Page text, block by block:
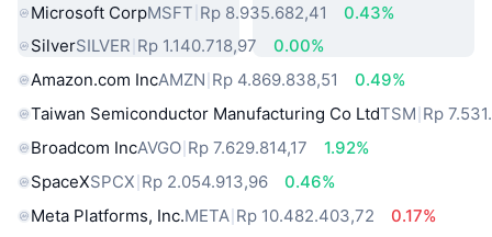
Microsoft CorpMSFT Rp 8.935.682,41
0.43%
SilverSILVER Rp 1.140.718,97
0.00%
Amazon.com IncAMZN Rp 4.869.838,51
0.49%
Taiwan Semiconductor Manufacturing Co LtdTSM Rp
Broadcom IncAVGO Rp 7.629.814,17
1.92%
SpaceXSPCX Rp 2.054.913,96
0.46%
Meta Platforms, Inc.META Rp 10.482.403,72
0.17%